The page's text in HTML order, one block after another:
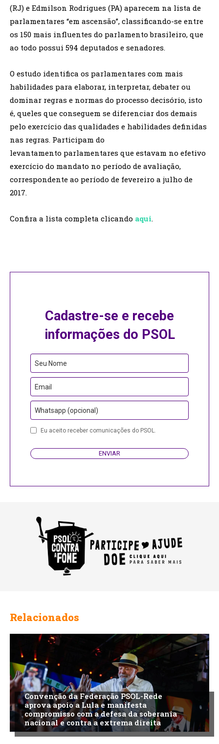
(RJ) e Edmilson Rodrigues (PA) aparecem na lista de
parlamentares “em ascensão”, classificando-se entre
os 150 mais influentes do parlamento brasileiro, que
ao todo possui 594 deputados e senadores.
O estudo identifica os parlamentares com mais
habilidades para elaborar, interpretar, debater ou
dominar regras e normas do processo decisório, isto
é, queles que conseguem se diferenciar dos demais
pelo exercício das qualidades e habilidades definidas
nas regras. Participam do
levantamento parlamentares que estavam no efetivo
exercício do mandato no período de avaliação,
correspondente ao período de fevereiro a julho de
2017.
Confira a lista completa clicando aqui.
Cadastre-se e recebe
informações do PSOL
Seu Nome
Email
Whatsapp (opcional)
EmailEu aceito receber comunicações do PSOL.
ENVIAR
Relacionados
Convenção da Federação PSOL-Rede
aprova apoio a Lula e manifesta
compromisso com a defesa da soberania
nacional e contra a extrema direita